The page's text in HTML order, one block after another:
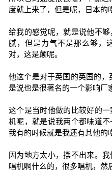
度就上来了，但是呢，日本的
给我的感觉呢，就是说他不
腻，但是力气不是那么够，
对，这是颠呢。
他这个是对于英国的英国的
是说也是很著名的一个影响厂
这个是当时他做的比较好的
机呢，就是说我两个都味道不
我有的时候就是我还有其他的
因为地方太小，摆不出来。
唱机啊什么的，很多唱机，然